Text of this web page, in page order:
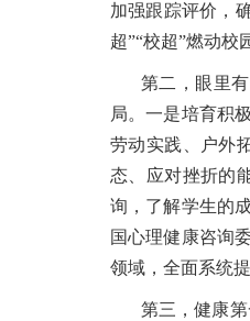
加强跟踪评价，
超”“校超”燃动
第二，眼里
局。一是培育积
劳动实践、户外
态、应对挫折的
询，了解学生的
国心理健康咨询
领域，全面系统
第三，健康